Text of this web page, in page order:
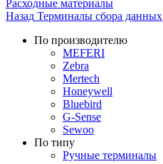
Расходные материалы
Назад Терминалы сбора данных
По производителю
MEFERI
Zebra
Mertech
Honeywell
Bluebird
G-Sense
Sewoo
По типу
Ручные терминалы